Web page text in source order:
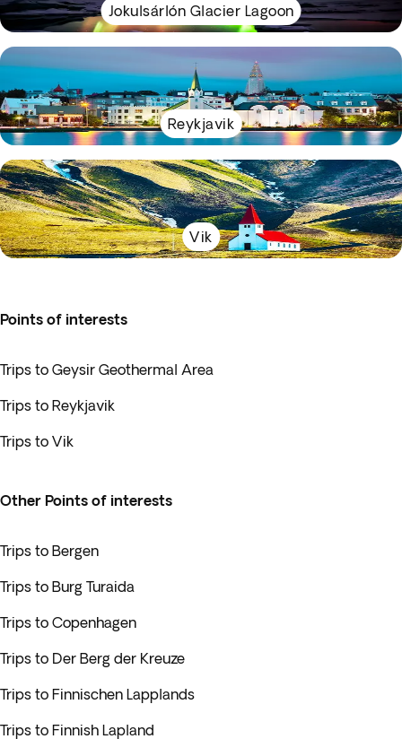
Jokulsárlón Glacier Lagoon
Reykjavik
Vik
Points of interests
Trips to Geysir Geothermal Area
Trips to Reykjavik
Trips to Vik
Other Points of interests
Trips to Bergen
Trips to Burg Turaida
Trips to Copenhagen
Trips to Der Berg der Kreuze
Trips to Finnischen Lapplands
Trips to Finnish Lapland